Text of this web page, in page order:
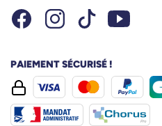
FacebookInstagramTiktok Youtube
PAIEMENT SÉCURISÉ !